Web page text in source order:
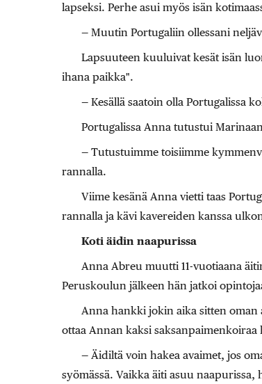
lapseksi. Perhe asui myös isän
— Muutin Portugaliin ollessani
Lapsuuteen kuuluivat kesät isän
ihana paikka".
— Kesällä saatoin olla Portugalissa
Portugalissa Anna tutustui
— Tutustuimme toisiimme
rannalla.
Viime kesänä Anna vietti taas
rannalla ja kävi kavereiden kanssa
Koti äidin naapurissa
Anna Abreu muutti 11-vuotiaana
Peruskoulun jälkeen hän jatkoi
Anna hankki jokin aika sitten oman
ottaa Annan kaksi saksanpaimenkoiraa
— Äidiltä voin hakea avaimet, jos
syömässä. Vaikka äiti asuu naapurissa,